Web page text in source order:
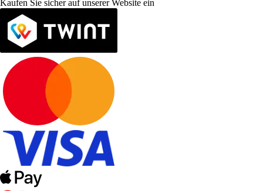
Kaufen Sie sicher auf unserer Website ein